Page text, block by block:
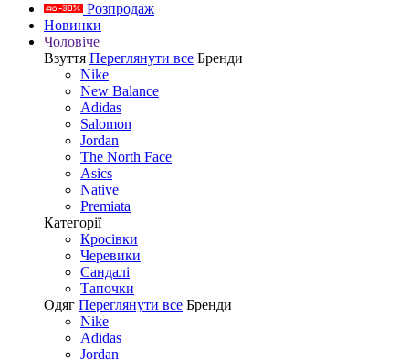
Розпродаж
Новинки
Чоловіче
Взуття Переглянути все Бренди
Nike
New Balance
Adidas
Salomon
Jordan
The North Face
Asics
Native
Premiata
Категорії
Кросівки
Черевики
Сандалі
Tапочки
Одяг Переглянути все Бренди
Nike
Adidas
Jordan